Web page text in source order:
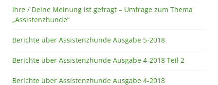
Ihre / Deine Meinung ist gefragt – Umfrage zum Thema
„Assistenzhunde“
Berichte über Assistenzhunde Ausgabe 5-2018
Berichte über Assistenzhunde Ausgabe 4-2018 Teil 2
Berichte über Assistenzhunde Ausgabe 4-2018